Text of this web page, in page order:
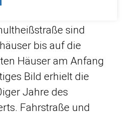
sind
bis auf die
Häuser am Anfang
Bild erhielt die
Jahre des
Fahrstraße und